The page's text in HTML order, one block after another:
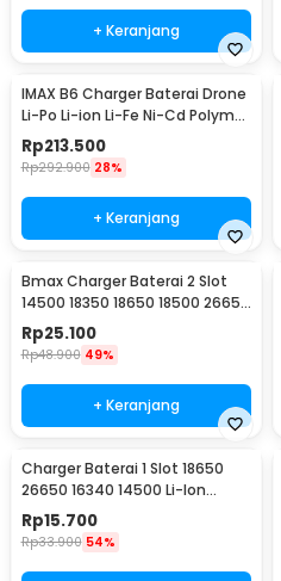
+ Keranjang
IMAX B6 Charger Baterai Drone
Li-Po Li-ion Li-Fe Ni-Cd Polymer
LCD 80W
Rp213.500
Rp292.900 28%
+ Keranjang
Bmax Charger Baterai 2 Slot
14500 18350 18650 18500 26650
Li-Ion LED - BH-042100-02U
Rp25.100
Rp48.900 49%
+ Keranjang
Charger Baterai 1 Slot 18650
26650 16340 14500 Li-Ion
Spring Strip - NK-205
Rp15.700
Rp33.900 54%